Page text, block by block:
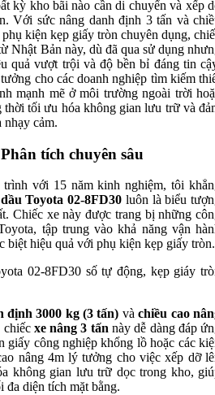
kỳ kho bãi nào cần di chuyển và xếp
Với sức nâng danh định 3 tấn và
kiện kẹp giấy tròn chuyên dụng,
Nhật Bản này, dù đã qua sử dụng
quả vượt trội và độ bền bỉ đáng tin
cho các doanh nghiệp tìm kiếm
mạnh mẽ ở môi trường ngoài trời
thời tối ưu hóa không gian lưu trữ và
nhạy cảm.
tích chuyên sâu
với 15 năm kinh nghiệm, tôi
Toyota 02-8FD30 luôn là biểu
Chiếc xe này được trang bị những
tập trung vào khả năng vận
biệt hiệu quả với phụ kiện kẹp giấy tròn.
định 3000 kg (3 tấn) vàchiều cao
chiếc xe nâng 3 tấn này dễ dàng đáp
giấy công nghiệp khổng lồ hoặc các
nâng 4m lý tưởng cho việc xếp dỡ
không gian lưu trữ dọc trong kho,
đa diện tích mặt bằng.